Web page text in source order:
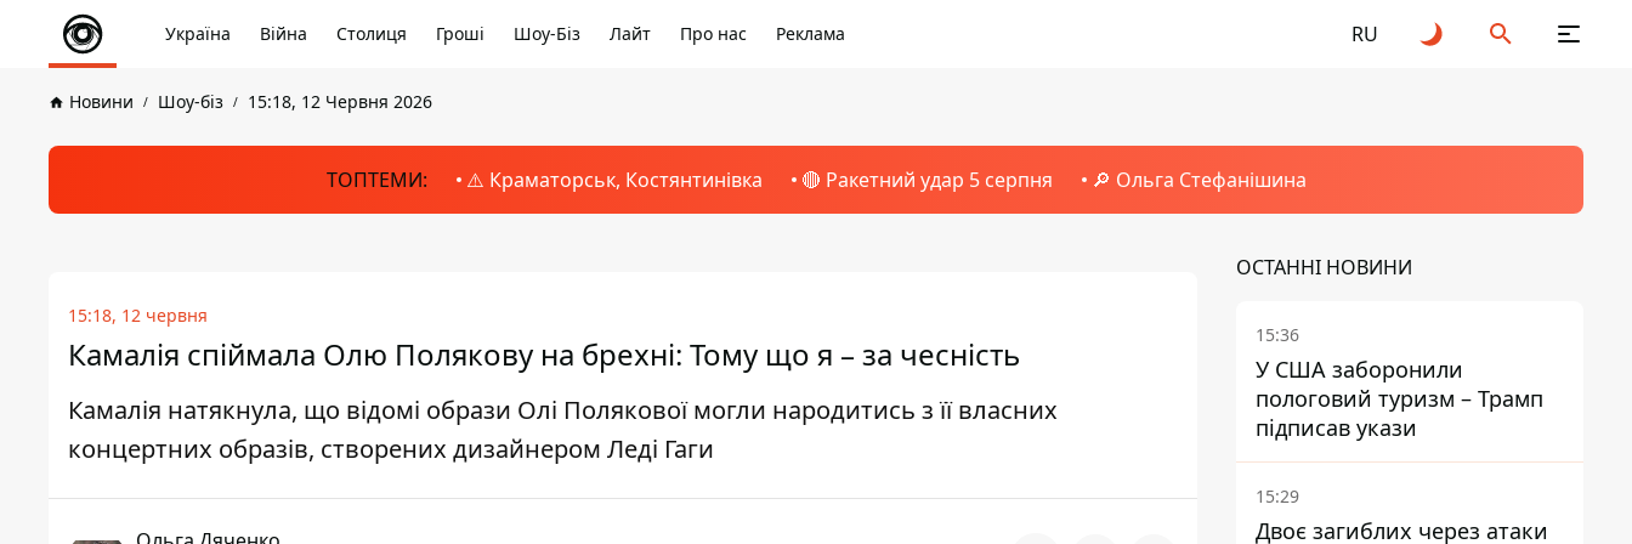
Україна Війна Столиця Гроші Шоу-Біз Лайт Про нас Реклама RU
Новини Шоу-біз 15:18, 12 Червня 2026
ТОПТЕМИ: ⚠️ Краматорськ, Костянтинівка 🔴 Ракетний удар 5 серпня 🔎 Ольга Стефанішина
15:18, 12 червня
Камалія спіймала Олю Полякову на брехні: Тому що я – за чесність
Камалія натякнула, що відомі образи Олі Полякової могли народитись з її власних
концертних образів, створених дизайнером Леді Гаги
ОСТАННІ НОВИНИ
15:36
У США заборонили
пологовий туризм – Трамп
підписав укази
15:29
Двоє загиблих через атаки